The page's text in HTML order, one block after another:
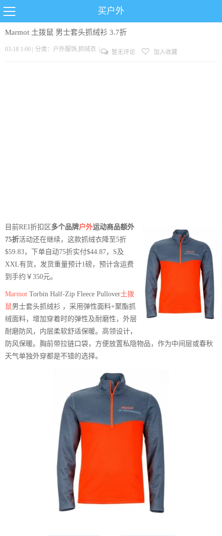
买户外
Marmot 土拨鼠 男士套头抓绒衫 3.7折
03-18 1:00 分类： 户外服饰,抓绒衣 暂无评论 加入收藏
目前REI折扣区 多个品牌户外运动商品额外
75折活动还在继续，这款抓绒衣降至5折
$59.83，下单自动75折实付$44.87，S及
XXL有货，发货重量预计1磅，预计含运费
到手约￥350元。
Marmot Torbin Half-Zip Fleece Pullover土拨
鼠 男士套头抓绒衫 ，采用弹性面料+聚酯抓
绒面料，增加穿着时的弹性及耐磨性，外层
耐磨防风，内层柔软舒适保暖。高领设计，
防风保暖。胸前带拉链口袋，方便放置私隐物品，作为中间层或春秋
天气单独外穿都是不错的选择。